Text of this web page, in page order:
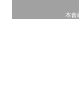
本會